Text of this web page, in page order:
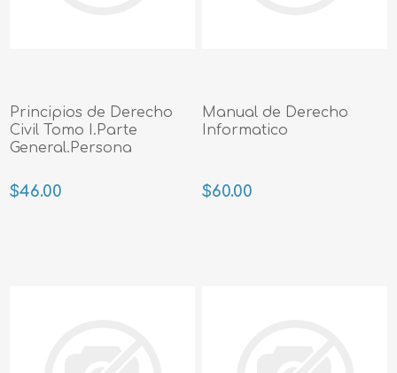
Principios de Derecho
Civil Tomo I.Parte
General.Persona
$46.00
Manual de Derecho
Informatico
$60.00